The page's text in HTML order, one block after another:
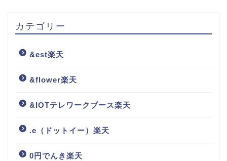
カテゴリー
&est楽天
&flower楽天
&IOTテレワークブース楽天
.e（ドットイー）楽天
0円でんき楽天